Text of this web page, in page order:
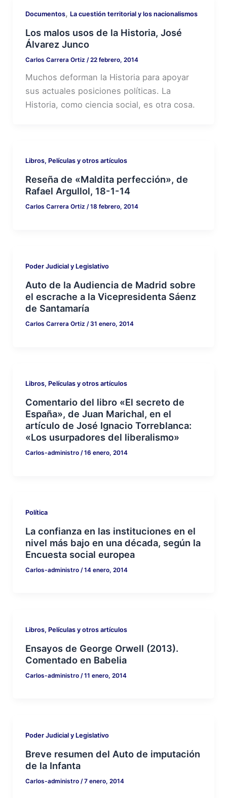
Documentos, La cuestión territorial y los nacionalismos
Los malos usos de la Historia, José
Álvarez Junco
Carlos Carrera Ortiz /22 febrero, 2014
Muchos deforman la Historia para apoyar
sus actuales posiciones políticas. La
Historia, como ciencia social, es otra cosa.
Libros, Películas y otros artículos
Reseña de «Maldita perfección», de
Rafael Argullol, 18-1-14
Carlos Carrera Ortiz /18 febrero, 2014
Poder Judicial y Legislativo
Auto de la Audiencia de Madrid sobre
el escrache a la Vicepresidenta Sáenz
de Santamaría
Carlos Carrera Ortiz /31 enero, 2014
Libros, Películas y otros artículos
Comentario del libro «El secreto de
España», de Juan Marichal, en el
artículo de José Ignacio Torreblanca:
«Los usurpadores del liberalismo»
Carlos-administro /16 enero, 2014
Política
La confianza en las instituciones en el
nivel más bajo en una década, según la
Encuesta social europea
Carlos-administro /14 enero, 2014
Libros, Películas y otros artículos
Ensayos de George Orwell (2013).
Comentado en Babelia
Carlos-administro /11 enero, 2014
Poder Judicial y Legislativo
Breve resumen del Auto de imputación
de la Infanta
Carlos-administro /7 enero, 2014